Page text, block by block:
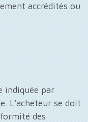
accrédités ou
indiquée par
L'acheteur se doit
des